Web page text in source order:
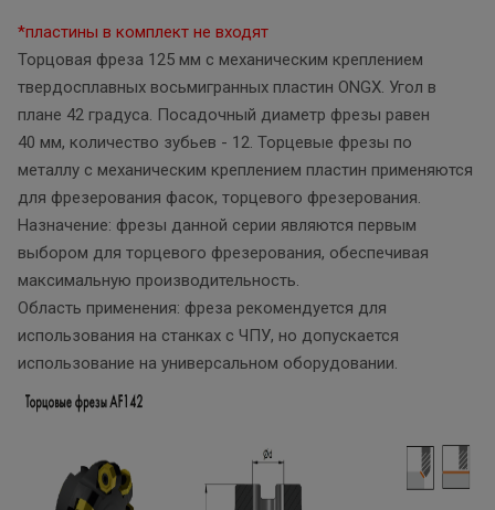
*пластины в комплект не входят
Торцовая фреза 125 мм с механическим креплением
твердосплавных восьмигранных пластин ONGX. Угол в
плане 42 градуса. Посадочный диаметр фрезы равен
40 мм, количество зубьев - 12. Торцевые фрезы по
металлу с механическим креплением пластин применяются
для фрезерования фасок, торцевого фрезерования.
Назначение: фрезы данной серии являются первым
выбором для торцевого фрезерования, обеспечивая
максимальную производительность.
Область применения: фреза рекомендуется для
использования на станках с ЧПУ, но допускается
использование на универсальном оборудовании.